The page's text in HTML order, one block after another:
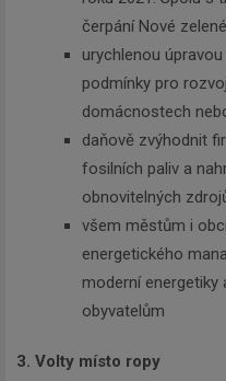
čerpání Nové
urychlenou
podmínky pro
domácnostech
daňově zvýhodnit
fosilních paliv a
obnovitelných
všem městům i
energetického
moderní
obyvatelům
3. Volty místo ropy